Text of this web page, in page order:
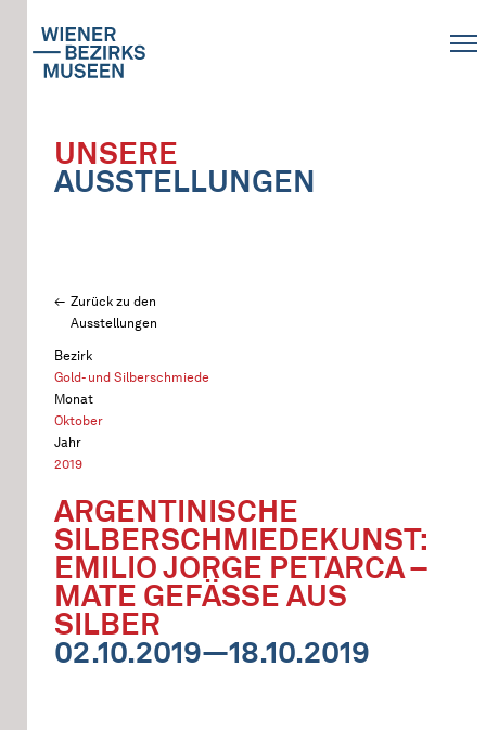
UNSERE
AUSSTELLUNGEN
Zurück zu den
Ausstellungen
Bezirk
Gold- und Silberschmiede
Monat
Oktober
Jahr
2019
ARGENTINISCHE
SILBERSCHMIEDEKUNST:
EMILIO JORGE PETARCA –
MATE GEFÄSSE AUS S
ILBER
02.10.2019—18.10.2019